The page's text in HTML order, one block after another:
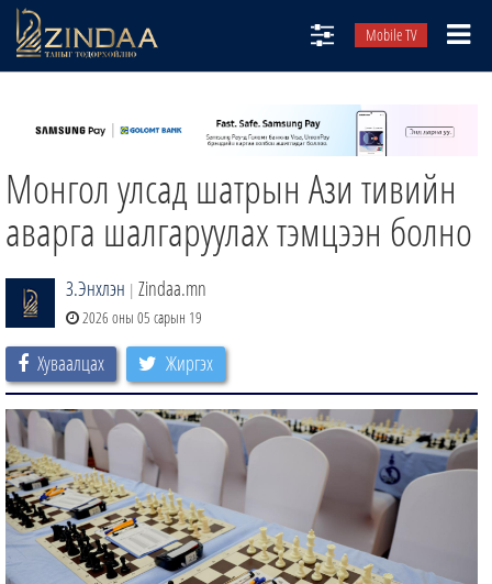
Mobile TV
ТВ8
ӨГЛӨӨНИЙ СОНИН
ЗИНДАА СЭТГҮҮЛ
Монгол улсад шатрын Ази тивийн
аварга шалгаруулах тэмцээн болно
З.Энхлэн | Zindaa.mn
2026 оны 05 сарын 19
Хуваалцах Жиргэх